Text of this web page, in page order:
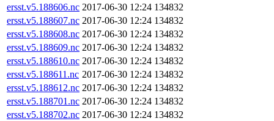
ersst.v5.188606.nc 2017-06-30 12:24 134832
ersst.v5.188607.nc 2017-06-30 12:24 134832
ersst.v5.188608.nc 2017-06-30 12:24 134832
ersst.v5.188609.nc 2017-06-30 12:24 134832
ersst.v5.188610.nc 2017-06-30 12:24 134832
ersst.v5.188611.nc 2017-06-30 12:24 134832
ersst.v5.188612.nc 2017-06-30 12:24 134832
ersst.v5.188701.nc 2017-06-30 12:24 134832
ersst.v5.188702.nc 2017-06-30 12:24 134832